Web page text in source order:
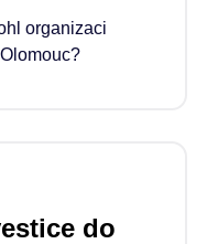
organizaci
do